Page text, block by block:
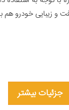
و زیبایی خودرو
جزئیات بیشتر